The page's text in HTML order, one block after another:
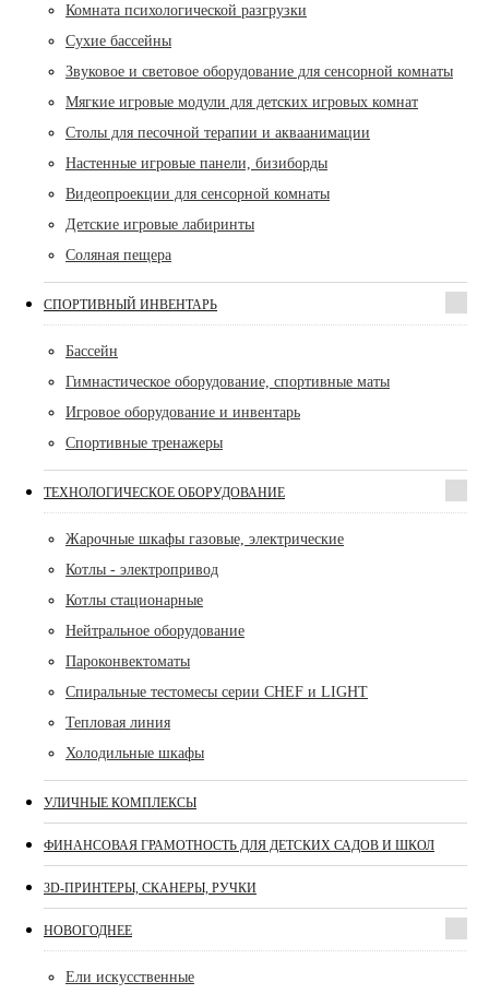
Комната психологической разгрузки
Сухие бассейны
Звуковое и световое оборудование для сенсорной комнаты
Мягкие игровые модули для детских игровых комнат
Столы для песочной терапии и акваанимации
Настенные игровые панели, бизиборды
Видеопроекции для сенсорной комнаты
Детские игровые лабиринты
Соляная пещера
СПОРТИВНЫЙ ИНВЕНТАРЬ
Бассейн
Гимнастическое оборудование, спортивные маты
Игровое оборудование и инвентарь
Спортивные тренажеры
ТЕХНОЛОГИЧЕСКОЕ ОБОРУДОВАНИЕ
Жарочные шкафы газовые, электрические
Котлы - электропривод
Котлы стационарные
Нейтральное оборудование
Пароконвектоматы
Спиральные тестомесы серии CHEF и LIGHT
Тепловая линия
Холодильные шкафы
УЛИЧНЫЕ КОМПЛЕКСЫ
ФИНАНСОВАЯ ГРАМОТНОСТЬ ДЛЯ ДЕТСКИХ САДОВ И ШКОЛ
3D-ПРИНТЕРЫ, СКАНЕРЫ, РУЧКИ
НОВОГОДНЕЕ
Ели искусственные